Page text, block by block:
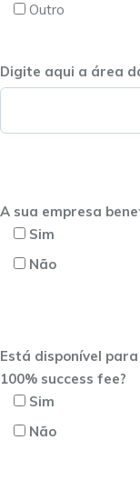
Outro
Digite aqui a área
A sua empresa
Sim
Não
Está disponível
100% success fee?
Sim
Não